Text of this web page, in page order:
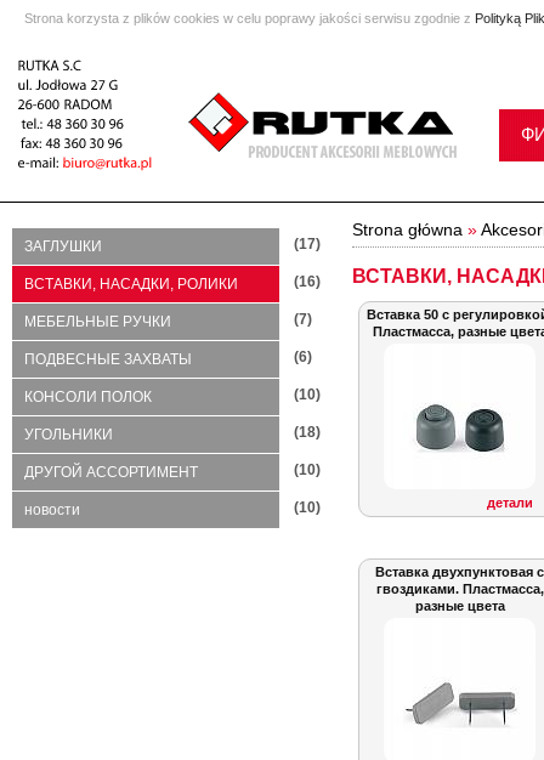
Strona korzysta z plików cookies w celu poprawy jakości serwisu zgodnie z Polityką
ЗАГЛУШКИ (17)
ВСТАВКИ, НАСАДКИ, РОЛИКИ (16)
МЕБЕЛЬНЫЕ РУЧКИ (7)
ПОДВЕСНЫЕ ЗАХВАТЫ (6)
КОНСОЛИ ПОЛОК (10)
УГОЛЬНИКИ (18)
ДРУГОЙ АССОРТИМЕНТ (10)
новости (10)
Strona główna »
ВСТАВКИ,
Вставка 50 с
Пластмасса, разные
детали
Вставка двухпунктовая с
гвоздиками. Пластмасса,
разные цвета